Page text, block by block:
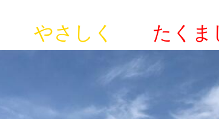
やさしく たくま